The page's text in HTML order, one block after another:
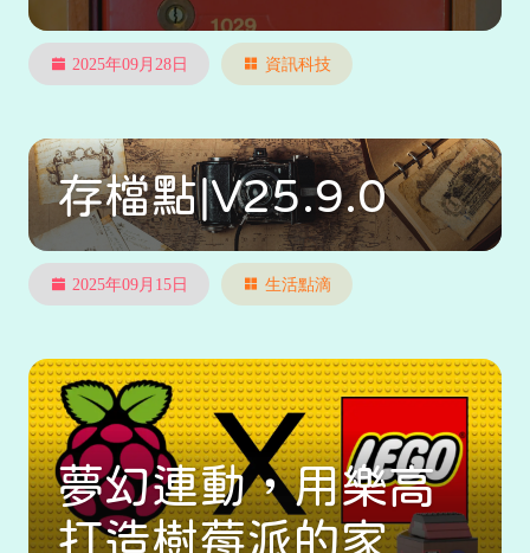
2025年09月28日 資訊科技
存檔點|V25.9.0
2025年09月15日 生活點滴
夢幻連動，用樂高
打造樹莓派的家